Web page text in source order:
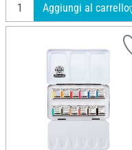
Aggiungi al carrello